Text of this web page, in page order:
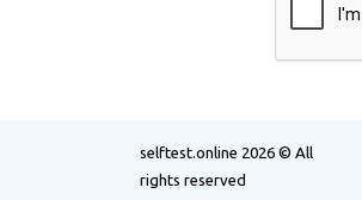
selftest.online 2026 © All
rights reserved